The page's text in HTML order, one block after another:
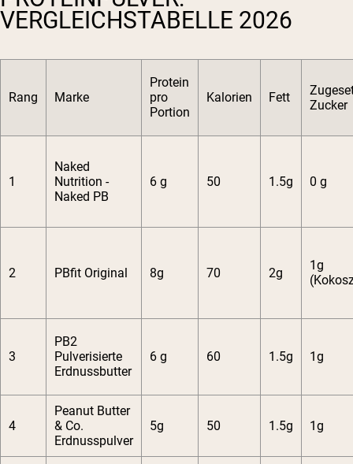
VERGLEICHSTABELLE 2026
Rang Marke
Protein
pro
Portion
Kalorien Fett
Zucker
1
Naked
Nutrition -
Naked PB
6 g 50 1.5g 0 g
2 PBfit Original 8g 70 2g
1g
3
PB2
Pulverisierte
Erdnussbutter
6 g 60 1.5g 1g
4
Peanut Butter
& Co.
Erdnusspulver
5g 50 1.5g 1g